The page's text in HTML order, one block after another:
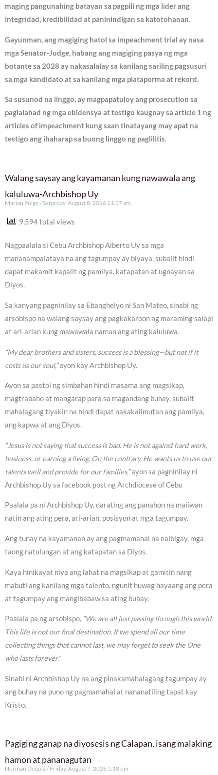
maging pangunahing batayan sa pagpili ng mga lider ang
integridad, kredibilidad at paninindigan sa katotohanan.
Gayunman, ang magiging hatol sa impeachment trial ay nasa
mga Senator-Judge, habang ang magiging pasya ng mga
botante sa 2028 ay nakasalalay sa kanilang sariling pagsusuri
sa mga kandidato at sa kanilang mga plataporma at rekord.
Sa susunod na linggo, ay magpapatuloy ang prosecution sa
paglalahad ng mga ebidensya at testigo kaugnay sa article 1 ng
articles of impeachment kung saan tinatayang may apat na
testigo ang ihaharap sa buong linggo ng paglilitis.
Walang saysay ang kayamanan kung nawawala ang
kaluluwa-Archbishop Uy
Marian Pulgo Saturday, August 8, 2026 11:37 am
9,594 total views
Nagpaalala si Cebu Archbishop Alberto Uy sa mga
mananampalataya na ang tagumpay ay biyaya, subalit hindi
dapat makamit kapalit ng pamilya, katapatan at ugnayan sa
Diyos.
Sa kanyang pagninilay sa Ebanghelyo ni San Mateo, sinabi ng
arsobispo na walang saysay ang pagkakaroon ng maraming salapi
at ari-arian kung mawawala naman ang ating kaluluwa.
“My dear brothers and sisters, success is a blessing—but not if it
costs us our soul,”ayon kay Archbishop Uy.
Ayon sa pastol ng simbahan hindi masama ang magsikap,
magtrabaho at mangarap para sa magandang buhay, subalit
mahalagang tiyakin na hindi dapat nakakalimutan ang pamilya,
ang kapwa at ang Diyos.
“Jesus is not saying that success is bad. He is not against hard work,
business, or earning a living. On the contrary, He wants us to use our
talents well and provide for our families,”ayon sa pagninilay ni
Archbishop Uy sa facebook post ng Archdiocese of Cebu
Paalala pa ni Archbishop Uy, darating ang panahon na maiiwan
natin ang ating pera, ari-arian, posisyon at mga tagumpay.
Ang tunay na kayamanan ay ang pagmamahal na naibigay, mga
taong natulungan at ang katapatan sa Diyos.
Kaya hinikayat niya ang lahat na magsikap at gamitin nang
mabuti ang kanilang mga talento, ngunit huwag hayaang ang pera
at tagumpay ang mangibabaw sa ating buhay.
Paalala pa ng arsobispo, “We are all just passing through this world.
This life is not our final destination. If we spend all our time
collecting things that cannot last, we may forget to seek the One
who lasts forever.”
Sinabi ni Archbishop Uy na ang pinakamahalagang tagumpay ay
ang buhay na puno ng pagmamahal at nananatiling tapat kay
Kristo.
Pagiging ganap na diyosesis ng Calapan, isang malaking
hamon at pananagutan
Norman Dequia Friday, August 7, 2026 5:18 pm